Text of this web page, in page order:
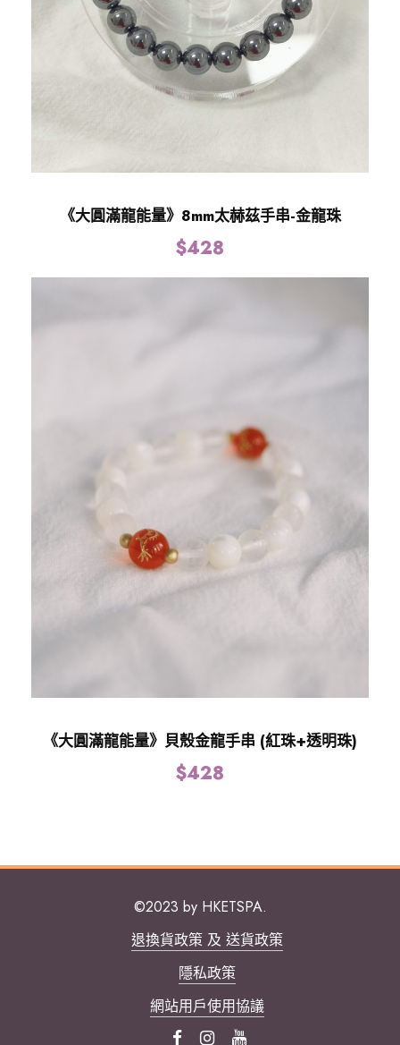
《大圓滿龍能量》8mm太赫茲手串-金龍珠
$428
《大圓滿龍能量》貝殼金龍手串 (紅珠+透明珠)
$428
©2023 by HKETSPA.
退換貨政策 及 送貨政策
隱私政策
網站用戶使用協議